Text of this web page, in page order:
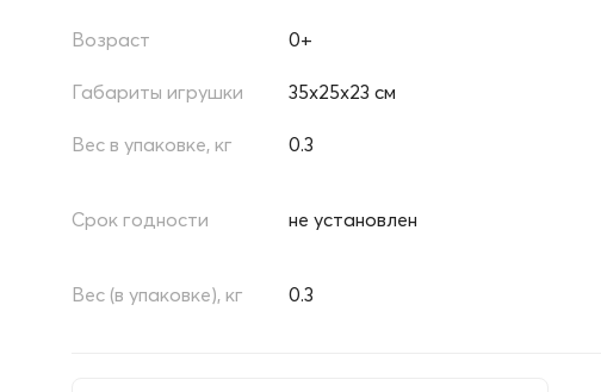
Возраст 0+
Габариты игрушки 35х25х23 см
Вес в упаковке, кг 0.3
Срок годности не установлен
Вес (в упаковке), кг 0.3